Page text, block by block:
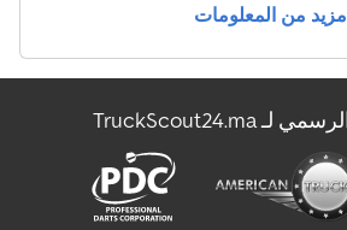
مزيد من المعلومات